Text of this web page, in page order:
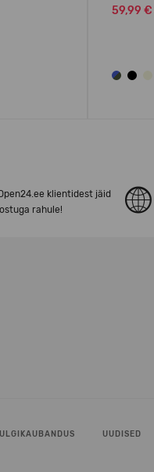
59,99 €
klientidest jäid
rahule!
UUDISED